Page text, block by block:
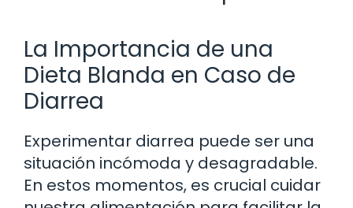
La Importancia de una
Dieta Blanda en Caso de
Diarrea
Experimentar diarrea puede ser una
situación incómoda y desagradable.
En estos momentos, es crucial cuidar